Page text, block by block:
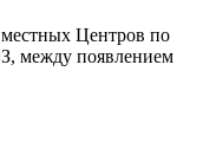
местных Центров по
между появлением